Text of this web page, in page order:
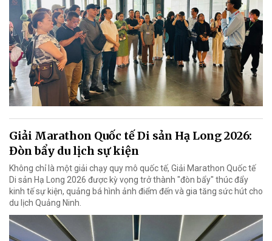
Giải Marathon Quốc tế Di sản Hạ Long 2026:
Đòn bẩy du lịch sự kiện
Không chỉ là một giải chạy quy mô quốc tế, Giải Marathon Quốc tế
Di sản Hạ Long 2026 được kỳ vọng trở thành "đòn bẩy" thúc đẩy
kinh tế sự kiện, quảng bá hình ảnh điểm đến và gia tăng sức hút cho
du lịch Quảng Ninh.